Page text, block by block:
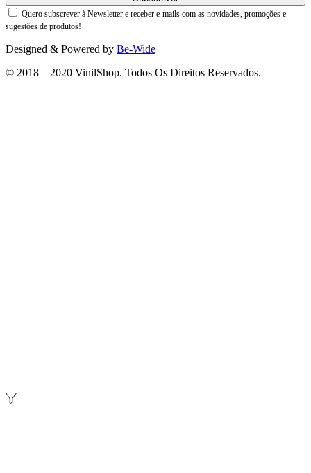
Quero subscrever à Newsletter e receber e-mails com as novidades, promoções e
sugestões de produtos!
Designed & Powered by Be-Wide
© 2018 – 2020 VinilShop. Todos Os Direitos Reservados.